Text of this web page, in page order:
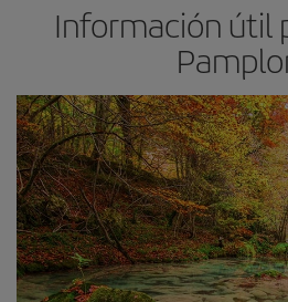
Información útil